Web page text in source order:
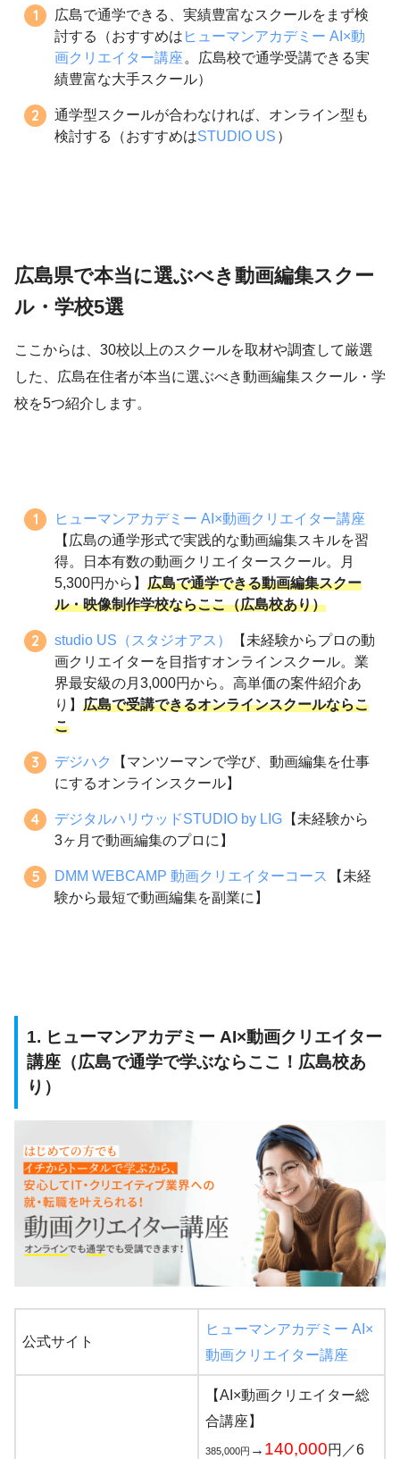
広島で通学できる、実績豊富なスクールをまず検
討する（おすすめは ヒューマンアカデミー AI×動
画クリエイター講座 。広島校で通学受講できる実
績豊富な大手スクール）
通学型スクールが合わなければ、オンライン型も
検討する（おすすめはSTUDIO US ）
広島県で本当に選ぶべき動画編集スクー
ル・学校5選
ここからは、30校以上のスクールを取材や調査して厳選
した、広島在住者が本当に選ぶべき動画編集スクール・学
校を5つ紹介します。
ヒューマンアカデミー AI×動画クリエイター講座
【広島の通学形式で実践的な動画編集スキルを習
得。日本有数の動画クリエイタースクール。月
5,300円から】広島で通学できる動画編集スクー
ル・映像制作学校ならここ（広島校あり）
studio US（スタジオアス）
【未経験からプロの動
画クリエイターを目指すオンラインスクール。業
界最安級の月3,000円から。高単価の案件紹介あ
り】広島で受講できるオンラインスクールならこ
こ
デジハク
【マンツーマンで学び、動画編集を仕事
にするオンラインスクール】
デジタルハリウッドSTUDIO by LIG 【未経験から
3ヶ月で動画編集のプロに】
DMM WEBCAMP 動画クリエイターコース
【未経
験から最短で動画編集を副業に】
1. ヒューマンアカデミー AI×動画クリエイター
講座（広島で通学で学ぶならここ！広島校あ
り）
公式サイト
ヒューマンアカデミー AI×
動画クリエイター講座
【AI×動画クリエイター総
合講座】
385,000円 → 140,000円／6